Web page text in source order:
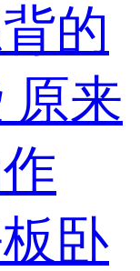
的
原来
卧